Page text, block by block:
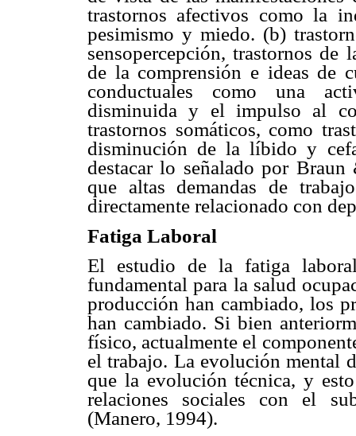
trastornos afectivos como la
pesimismo y miedo. (b)
sensopercepción, trastornos
de la comprensión e ideas de
conductuales como una
disminuida y el impulso al
trastornos somáticos, como
disminución de la líbido y
destacar lo señalado por
que altas demandas de
directamente relacionado con
Fatiga Laboral
El estudio de la fatiga
fundamental para la salud
producción han cambiado, los
han cambiado. Si bien
físico, actualmente el
el trabajo. La evolución mental
que la evolución técnica, y
relaciones sociales con el
(Manero, 1994).